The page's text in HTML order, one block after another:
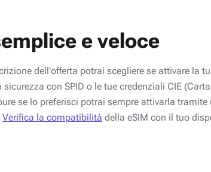
e veloce
dell'offerta potrai scegliere se attivare la
sicurezza con SPID o le tue credenziali CIE
se lo preferisci potrai sempre attivarla tramite
Verifica la compatibilità della eSIM con il tuo